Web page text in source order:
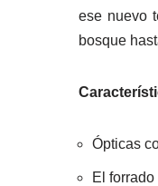
ese nuevo
bosque
Ópticas
El